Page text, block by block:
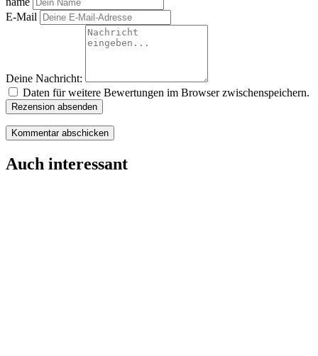
E-Mail
Deine Nachricht:
Daten für weitere Bewertungen im Browser zwischenspeichern.
Rezension absenden
Auch interessant